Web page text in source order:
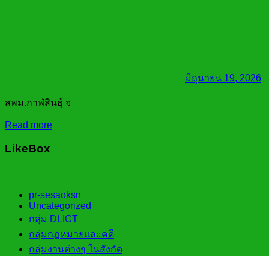
มิถุนายน 19, 2026
สพม.กาฬสินธุ์ จ
Read more
LikeBox
pr-sesaoksn
Uncategorized
กลุ่ม DLICT
กลุ่มกฎหมายและคดี
กลุ่มงานต่างๆ ในสังกัด